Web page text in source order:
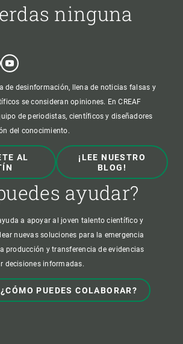
ninguna
Youtube
de desinformación, llena de noticias falsas y
se consideran opiniones. En CREAF
de periodistas, científicos y diseñadores
del conocimiento.
AL
¡LEE NUESTRO
BLOG!
ayudar?
a apoyar al joven talento científico y
nuevas soluciones para la emergencia
producción y transferencia de evidencias
decisiones informadas.
¿CÓMO PUEDES COLABORAR?